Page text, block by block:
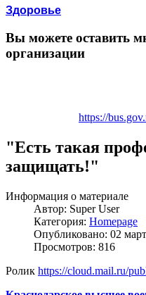
Здоровье
Вы можете оставить
организации
https://
"Есть такая
защищать!"
Информация о материале
Автор: Super User
Категория: Homepage
Опубликовано: 02
Просмотров: 816
Ролик https://cloud.mail.ru/